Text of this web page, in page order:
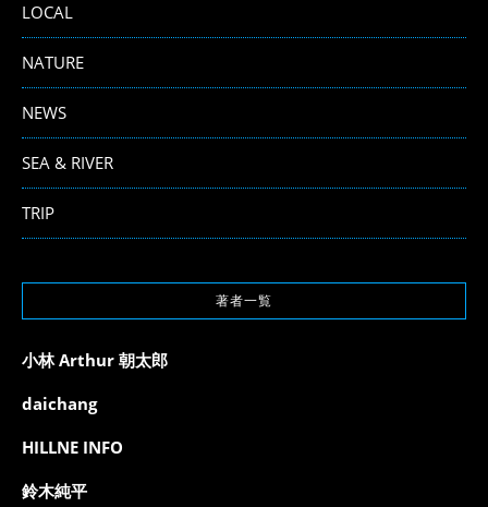
LOCAL
NATURE
NEWS
SEA & RIVER
TRIP
著者一覧
小林 Arthur 朝太郎
daichang
HILLNE INFO
鈴木純平